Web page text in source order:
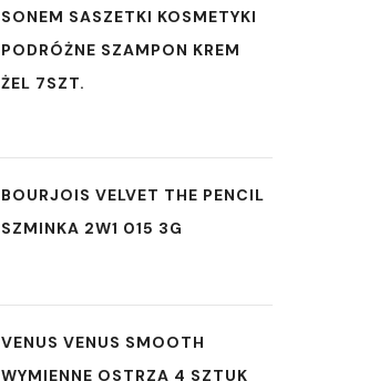
SONEM SASZETKI KOSMETYKI
PODRÓŻNE SZAMPON KREM
ŻEL 7SZT.
BOURJOIS VELVET THE PENCIL
SZMINKA 2W1 015 3G
VENUS VENUS SMOOTH
WYMIENNE OSTRZA 4 SZTUK